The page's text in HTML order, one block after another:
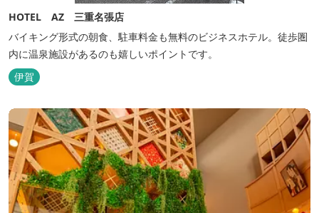
HOTEL AZ 三重名張店
バイキング形式の朝食、駐車料金も無料のビジネスホテル。徒歩圏
内に温泉施設があるのも嬉しいポイントです。
伊賀